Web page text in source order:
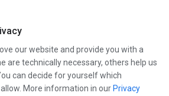
our website and provide you with a
are technically necessary, others help us
can decide for yourself which
More information in our Privacy